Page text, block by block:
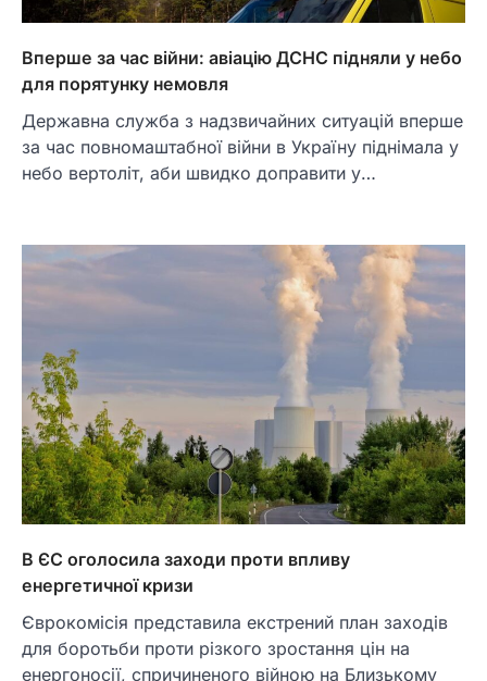
Вперше за час війни: авіацію ДСНС підняли у небо
для порятунку немовля
Державна служба з надзвичайних ситуацій вперше
за час повномаштабної війни в Україну піднімала у
небо вертоліт, аби швидко доправити у…
В ЄС оголосила заходи проти впливу
енергетичної кризи
Єврокомісія представила екстрений план заходів
для боротьби проти різкого зростання цін на
енергоносії, спричиненого війною на Близькому